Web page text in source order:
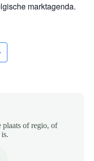
marktagenda.
plaats of regio, of